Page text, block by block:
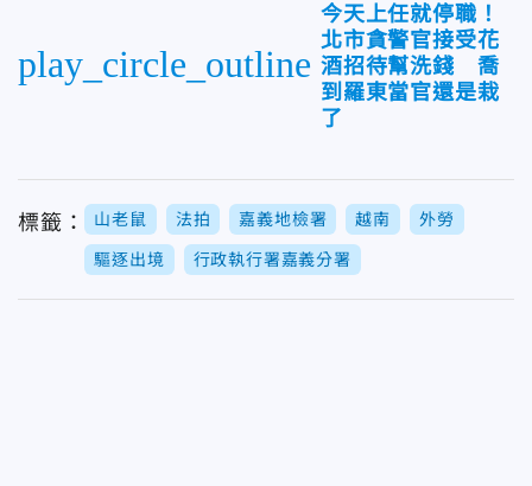
play_circle_outline
今天上任就停職！
北市貪警官接受花
酒招待幫洗錢 喬
到羅東當官還是栽
了
標籤： 山老鼠 法拍 嘉義地檢署 越南 外勞
驅逐出境 行政執行署嘉義分署